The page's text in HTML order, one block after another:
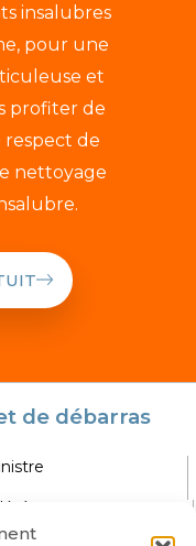
insalubres
pour une
et
profiter de
respect de
nettoyage
de débarras